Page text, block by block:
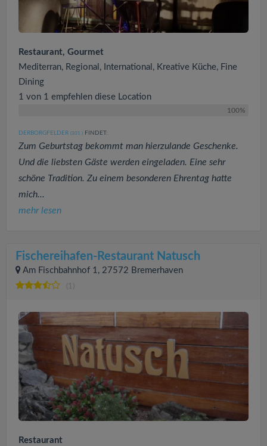
Restaurant, Gourmet
Mediterran, Regional, International, Kreative Küche, Fine
Dining
1 von 1 empfehlen diese Location
100%
DERBORGFELDER (301 ) FINDET:
Zum Geburtstag bekommt man hierzulande Geschenke.
Und die liebsten Gäste werden eingeladen. Eine sehr
schöne Tradition. Zu einem besonderen Ehrentag hatte
mich...
mehr lesen
Fischereihafen-Restaurant Natusch
Am Fischbahnhof 1, 27572 Bremerhaven
(1)
Restaurant